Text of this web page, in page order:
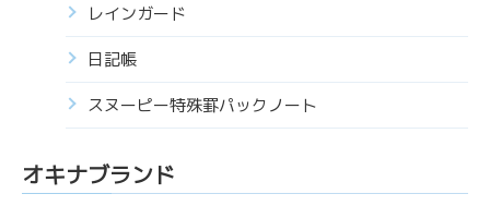
レインガード
日記帳
スヌーピー特殊罫パックノート
オキナブランド